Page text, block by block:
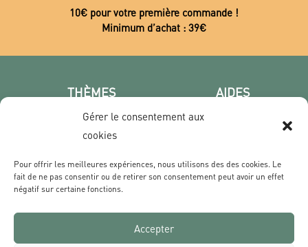
Gérer le consentement aux
cookies
Pour offrir les meilleures expériences, nous utilisons des des cookies. Le
fait de ne pas consentir ou de retirer son consentement peut avoir un effet
négatif sur certaine fonctions.
Accepter
10€ pour votre première commande !
Minimum d’achat : 39€
THÈMES
Poster photo
Les villes
Film & Série
AIDES
Qui sommes nous ?